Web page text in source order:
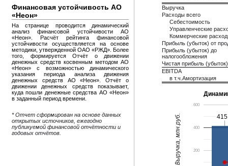
Финансовая устойчивость АО
«Неон»
На странице проводится динамический
анализ финансовой устойчивости АО
«Неон». Расчёт рейтинга финансовой
устойчивости осуществляется на основе
методики, утвержденной ОАО «РЖД». Более
того, формируется Отчёт о движении
денежных средств косвенным методом АО
«Неон» с возможностью динамического
указания периода анализа движения
денежных средств АО «Неон». Отчёт о
движении денежных средств показывает,
куда пошли денежные средства АО «Неон»
в заданный период времени.
* Отчет сформирован на основе данных
открытых источников, ежегодно
публикуемой финансовой отчётности и
годовых отчётов.
Выручка
Расходы всего
Себестоимость
Управленческие
Коммерческие
Прибыль (убыток) от
Прибыль (убыток) до
налогообложения
Чистая прибыль (убыток)
EBITDA
в т.ч.Амортизация
200
400
600
Выручка, млн.руб.